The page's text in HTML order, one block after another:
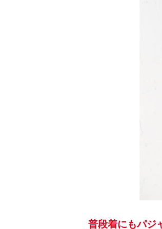
普段着にもパジ